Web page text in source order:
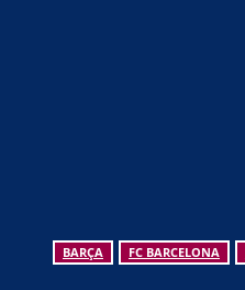
BARÇA FC BARCELONA